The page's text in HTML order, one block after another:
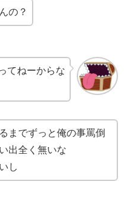
の？
てねーからな
までずっと俺の事罵倒
出全く無いな
し